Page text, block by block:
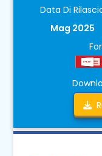
Data Di
Mag 2025